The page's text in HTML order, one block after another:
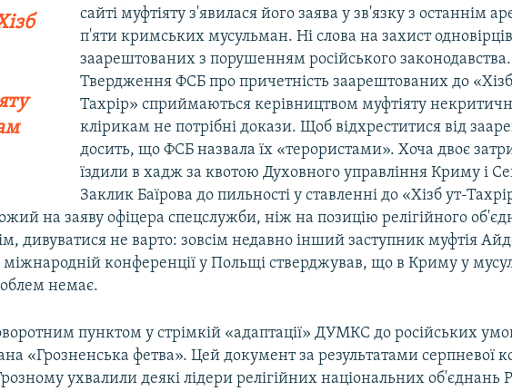
сайті муфтіяту з'явилася його заява у зв'язку з останнім
п'яти кримських мусульман. Ні слова на захист
заарештованих з порушенням російського законодавства.
Твердження ФСБ про причетність заарештованих до
Тахрір» сприймаються керівництвом муфтіяту
клірикам не потрібні докази. Щоб відхреститися від
досить, що ФСБ назвала їх «терористами». Хоча двоє
їздили в хадж за квотою Духовного управління Криму і
Заклик Баїрова до пильності у ставленні до «Хізб ут-
на заяву офіцера спецслужби, ніж на позицію релігійного
дивуватися не варто: зовсім недавно інший заступник муфтія
міжнародній конференції у Польщі стверджував, що в Криму у
немає.
пунктом у стрімкій «адаптації» ДУМКС до російських
«Грозненська фетва». Цей документ за результатами серпневої
ухвалили деякі лідери релігійних національних об'єднань